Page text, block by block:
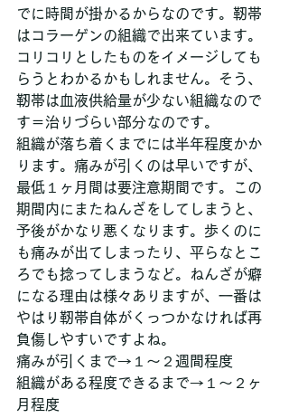
でに時間が掛かるからなのです。靭帯
はコラーゲンの組織で出来ています。
コリコリとしたものをイメージしても
らうとわかるかもしれません。そう、
靭帯は血液供給量が少ない組織なので
す＝治りづらい部分なのです。
組織が落ち着くまでには半年程度かか
ります。痛みが引くのは早いですが、
最低１ヶ月間は要注意期間です。この
期間内にまたねんざをしてしまうと、
予後がかなり悪くなります。歩くのに
も痛みが出てしまったり、平らなとこ
ろでも捻ってしまうなど。ねんざが癖
になる理由は様々ありますが、一番は
やはり靭帯自体がくっつかなければ再
負傷しやすいですよね。
痛みが引くまで→１～２週間程度
組織がある程度できるまで→１～２ヶ
月程度